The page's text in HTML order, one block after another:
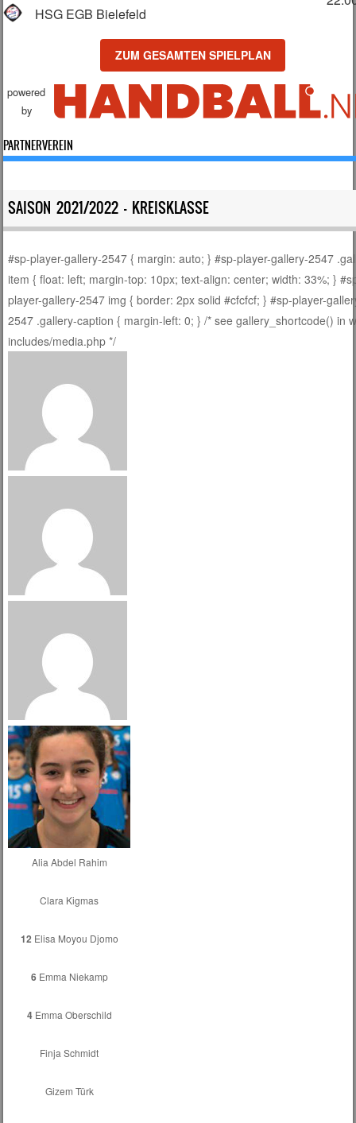
SAISON 2021/2022 – KREISKLASSE
#sp-player-gallery-2547 { margin: auto; } #sp-player-gallery-2547
item { float: left; margin-top: 10px; text-align: center; width: 33%; }
player-gallery-2547 img { border: 2px solid #cfcfcf; } #sp-player-
2547 .gallery-caption { margin-left: 0; } /* see gallery_shortcode() in
includes/media.php */
Alia Abdel Rahim
Clara Kigmas
12 Elisa Moyou Djomo
6Emma Niekamp
4Emma Oberschild
Finja Schmidt
Gizem Türk
HSG EGB Bielefeld
ZUM GESAMTEN SPIELPLAN
powered
by
PARTNERVEREIN